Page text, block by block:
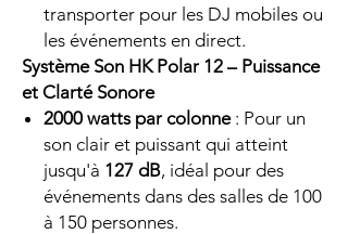
transporter pour les DJ mobiles ou
les événements en direct.
Système Son HK Polar 12 – Puissance
et Clarté Sonore
2000 watts par colonne: Pour un
son clair et puissant qui atteint
jusqu'à 127 dB, idéal pour des
événements dans des salles de 100
à 150 personnes.